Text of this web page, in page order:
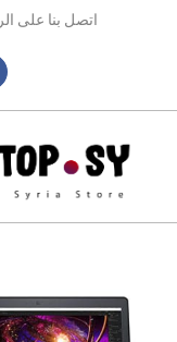
اتصل بنا على الرقم